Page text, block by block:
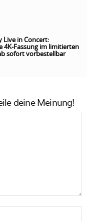
Live in Concert:
4K-Fassung im limitierten
sofort vorbestellbar
deine Meinung!